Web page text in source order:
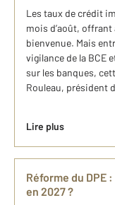
Les taux de crédit
mois d’août,
bienvenue. Mais
vigilance de la BCE
sur les banques,
Rouleau, président
Lire plus
Réforme du DPE
en 2027 ?